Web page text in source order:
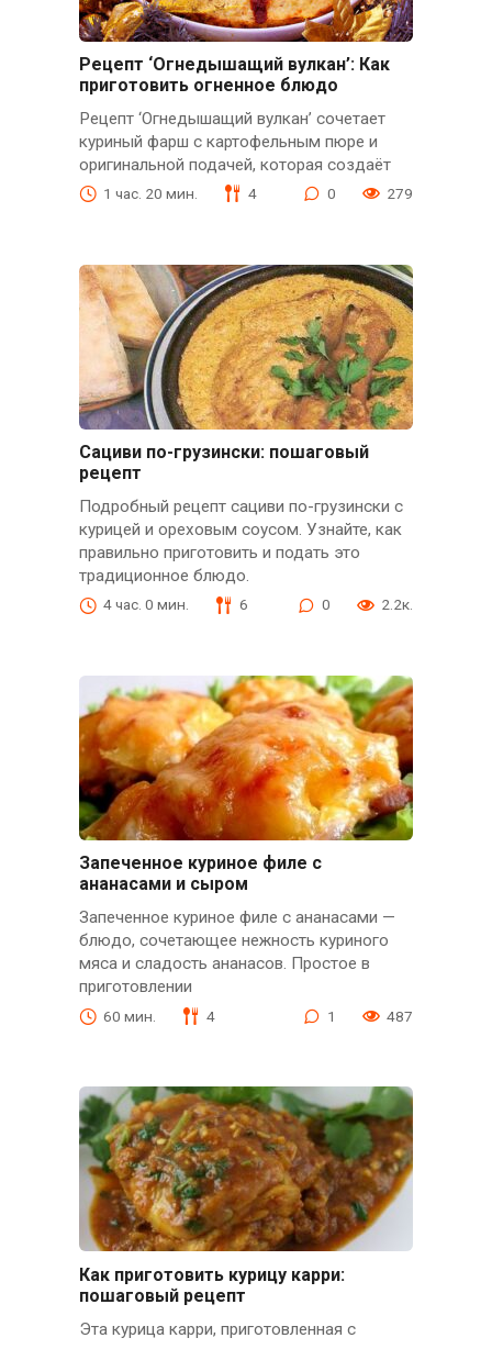
Рецепт ‘Огнедышащий вулкан’: Как
приготовить огненное блюдо
Рецепт ‘Огнедышащий вулкан’ сочетает
куриный фарш с картофельным пюре и
оригинальной подачей, которая создаёт
1 час. 20 мин. 4 0 279
Сациви по-грузински: пошаговый
рецепт
Подробный рецепт сациви по-грузински с
курицей и ореховым соусом. Узнайте, как
правильно приготовить и подать это
традиционное блюдо.
4 час. 0 мин. 6 0 2.2к.
Запеченное куриное филе с
ананасами и сыром
Запеченное куриное филе с ананасами —
блюдо, сочетающее нежность куриного
мяса и сладость ананасов. Простое в
приготовлении
60 мин. 4 1 487
Как приготовить курицу карри:
пошаговый рецепт
Эта курица карри, приготовленная с